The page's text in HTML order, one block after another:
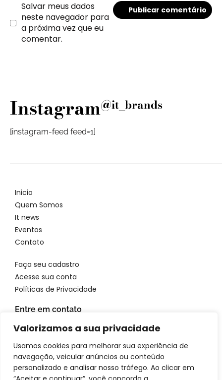
Valorizamos a sua privacidade
Usamos cookies para melhorar sua experiência de
navegação, veicular anúncios ou conteúdo
personalizado e analisar nosso tráfego. Ao clicar em
Salvar meus dados
neste navegador para
a próxima vez que eu
comentar.
Instagram@it_brands
[instagram-feed feed=1]
Inicio
Quem Somos
It news
Eventos
Contato
Faça seu cadastro
Acesse sua conta
Políticas de Privacidade
Entre em contato
WhatsApp: 11 96923 4699
Email: atendimento@itbrandsbr.com